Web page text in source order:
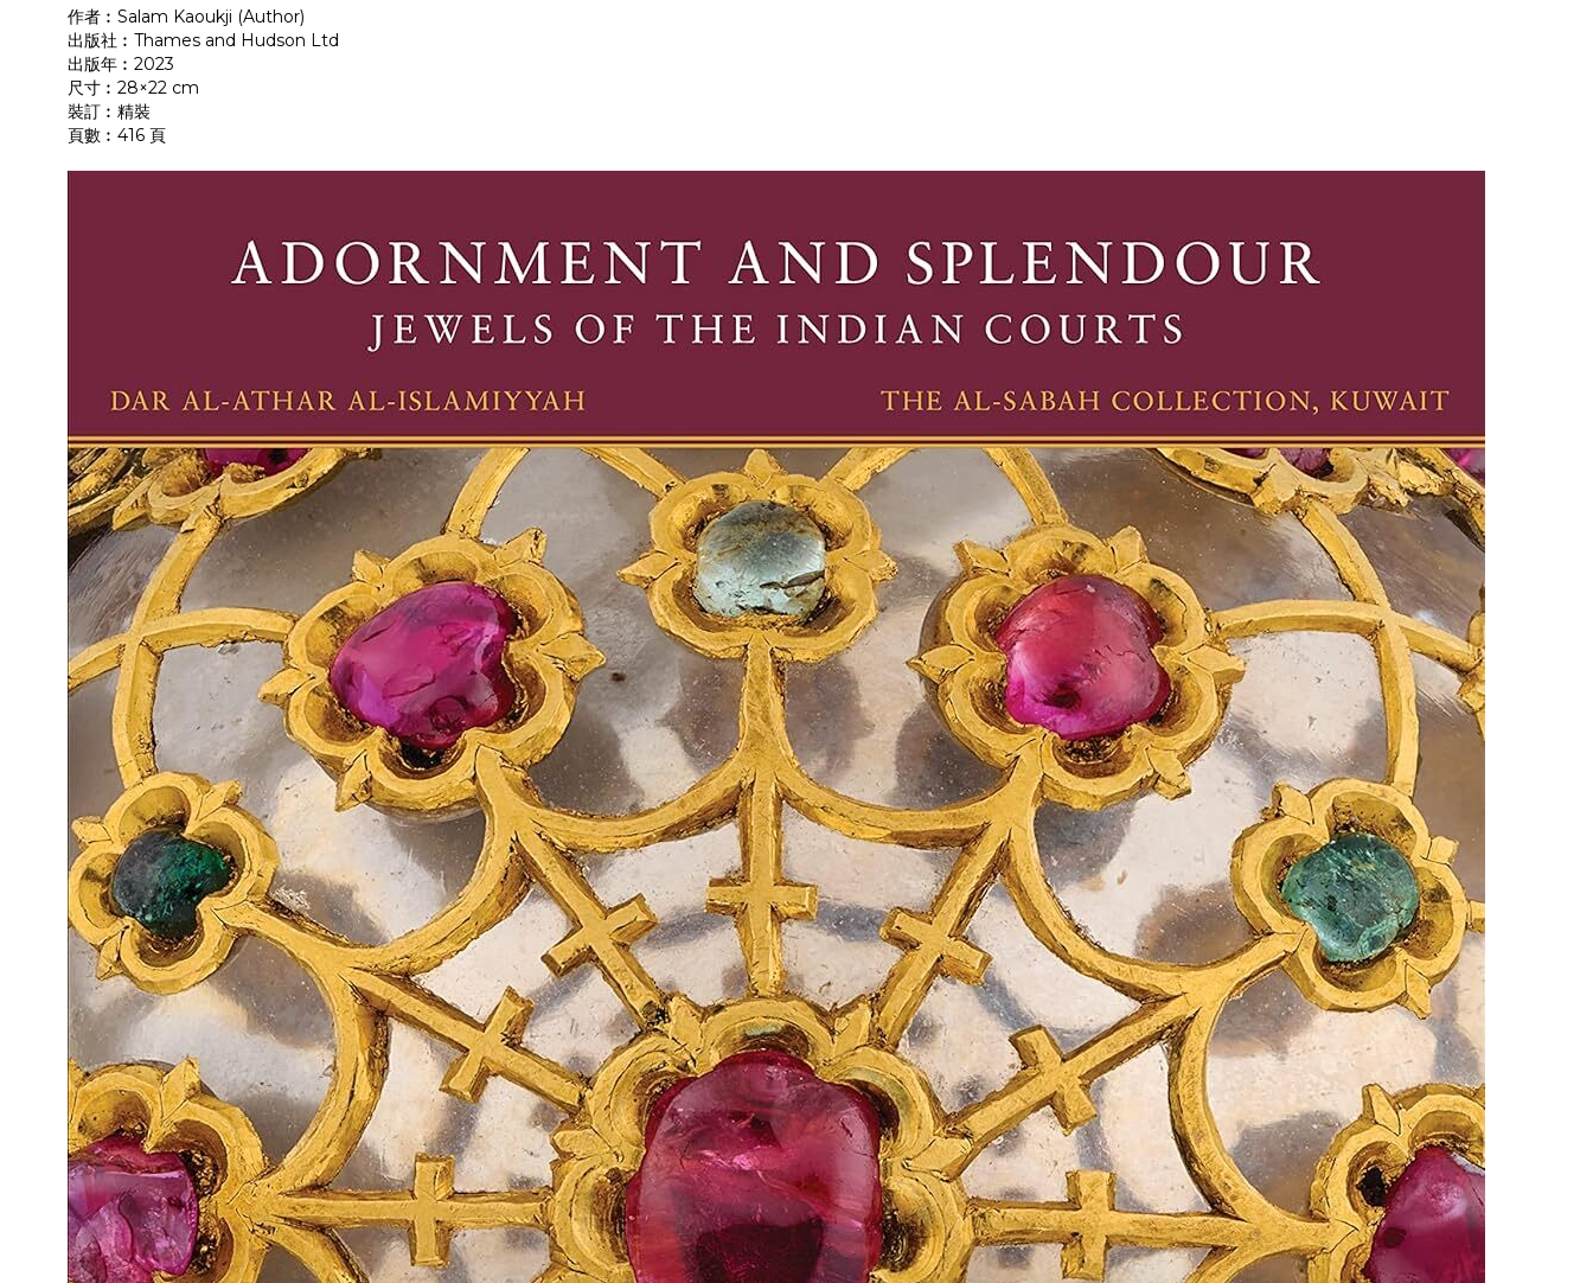
作者︰Salam Kaoukji (Author)
出版社︰Thames and Hudson Ltd
出版年︰2023
尺寸︰28×22 cm
裝訂︰精裝
頁數︰416 頁